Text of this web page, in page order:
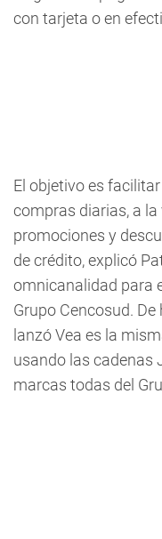
con tarjeta o en
El objetivo es
compras diarias, a la
promociones y
de crédito, explicó
omnicanalidad para
Grupo Cencosud.
lanzó Vea es la
usando las cadenas
marcas todas del